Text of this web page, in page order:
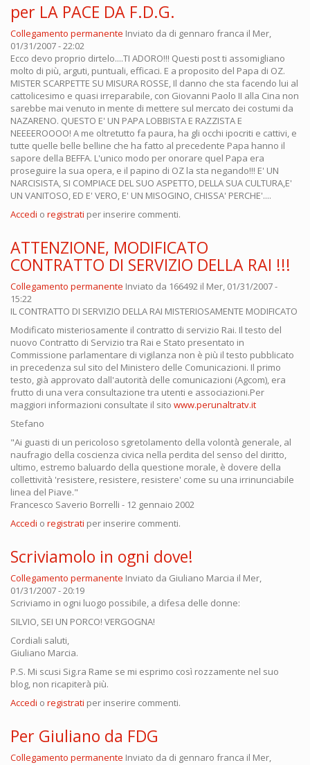
per LA PACE DA F.D.G.
Collegamento permanente Inviato da di gennaro franca il Mer,
01/31/2007 - 22:02
Ecco devo proprio dirtelo....TI ADORO!!! Questi post ti assomigliano
molto di più, arguti, puntuali, efficaci. E a proposito del Papa di OZ.
MISTER SCARPETTE SU MISURA ROSSE, Il danno che sta facendo lui al
cattolicesimo e quasi irreparabile, con Giovanni Paolo II alla Cina non
sarebbe mai venuto in mente di mettere sul mercato dei costumi da
NAZARENO. QUESTO E' UN PAPA LOBBISTA E RAZZISTA E
NEEEEROOOO! A me oltretutto fa paura, ha gli occhi ipocriti e cattivi, e
tutte quelle belle belline che ha fatto al precedente Papa hanno il
sapore della BEFFA. L'unico modo per onorare quel Papa era
proseguire la sua opera, e il papino di OZ la sta negando!!! E' UN
NARCISISTA, SI COMPIACE DEL SUO ASPETTO, DELLA SUA CULTURA,E'
UN VANITOSO, ED E' VERO, E' UN MISOGINO, CHISSA' PERCHE'....
Accedi o registrati per inserire commenti.
ATTENZIONE, MODIFICATO
CONTRATTO DI SERVIZIO DELLA RAI !!!
Collegamento permanente Inviato da 166492 il Mer, 01/31/2007 -
15:22
IL CONTRATTO DI SERVIZIO DELLA RAI MISTERIOSAMENTE MODIFICATO
Modificato misteriosamente il contratto di servizio Rai. Il testo del
nuovo Contratto di Servizio tra Rai e Stato presentato in
Commissione parlamentare di vigilanza non è più il testo pubblicato
in precedenza sul sito del Ministero delle Comunicazioni. Il primo
testo, già approvato dall'autorità delle comunicazioni (Agcom), era
frutto di una vera consultazione tra utenti e associazioni.Per
maggiori informazioni consultate il sito www.perunaltratv.it
Stefano
"Ai guasti di un pericoloso sgretolamento della volontà generale, al
naufragio della coscienza civica nella perdita del senso del diritto,
ultimo, estremo baluardo della questione morale, è dovere della
collettività 'resistere, resistere, resistere' come su una irrinunciabile
linea del Piave."
Francesco Saverio Borrelli - 12 gennaio 2002
Accedi o registrati per inserire commenti.
Scriviamolo in ogni dove!
Collegamento permanente Inviato da Giuliano Marcia il Mer,
01/31/2007 - 20:19
Scriviamo in ogni luogo possibile, a difesa delle donne:
SILVIO, SEI UN PORCO! VERGOGNA!
Cordiali saluti,
Giuliano Marcia.
P.S. Mi scusi Sig.ra Rame se mi esprimo così rozzamente nel suo
blog, non ricapiterà più.
Accedi o registrati per inserire commenti.
Per Giuliano da FDG
Collegamento permanente Inviato da di gennaro franca il Mer,